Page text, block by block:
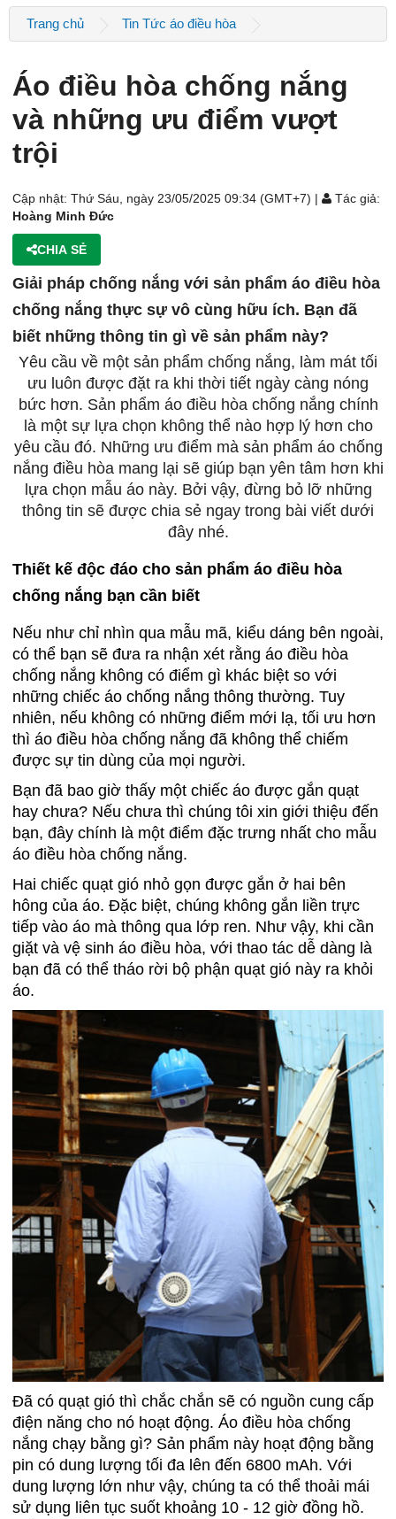
Trang chủ Tin Tức áo điều hòa
Áo điều hòa chống nắng
và những ưu điểm vượt
trội
Cập nhật: Thứ Sáu, ngày 23/05/2025 09:34 (GMT+7) |
Tác giả:
Hoàng Minh Đức
CHIA SẺ
Giải pháp chống nắng với sản phẩm áo điều hòa
chống nắng thực sự vô cùng hữu ích. Bạn đã
biết những thông tin gì về sản phẩm này?
Yêu cầu về một sản phẩm chống nắng, làm mát tối
ưu luôn được đặt ra khi thời tiết ngày càng nóng
bức hơn. Sản phẩm áo điều hòa chống nắng chính
là một sự lựa chọn không thể nào hợp lý hơn cho
yêu cầu đó. Những ưu điểm mà sản phẩm áo chống
nắng điều hòa mang lại sẽ giúp bạn yên tâm hơn khi
lựa chọn mẫu áo này. Bởi vậy, đừng bỏ lỡ những
thông tin sẽ được chia sẻ ngay trong bài viết dưới
đây nhé.
Thiết kế độc đáo cho sản phẩm áo điều hòa
chống nắng bạn cần biết
Nếu như chỉ nhìn qua mẫu mã, kiểu dáng bên ngoài,
có thể bạn sẽ đưa ra nhận xét rằng áo điều hòa
chống nắng không có điểm gì khác biệt so với
những chiếc áo chống nắng thông thường. Tuy
nhiên, nếu không có những điểm mới lạ, tối ưu hơn
thì áo điều hòa chống nắng đã không thể chiếm
được sự tin dùng của mọi người.
Bạn đã bao giờ thấy một chiếc áo được gắn quạt
hay chưa? Nếu chưa thì chúng tôi xin giới thiệu đến
bạn, đây chính là một điểm đặc trưng nhất cho mẫu
áo điều hòa chống nắng.
Hai chiếc quạt gió nhỏ gọn được gắn ở hai bên
hông của áo. Đặc biệt, chúng không gắn liền trực
tiếp vào áo mà thông qua lớp ren. Như vậy, khi cần
giặt và vệ sinh áo điều hòa, với thao tác dễ dàng là
bạn đã có thể tháo rời bộ phận quạt gió này ra khỏi
áo.
Đã có quạt gió thì chắc chắn sẽ có nguồn cung cấp
điện năng cho nó hoạt động. Áo điều hòa chống
nắng chạy bằng gì? Sản phẩm này hoạt động bằng
pin có dung lượng tối đa lên đến 6800 mAh. Với
dung lượng lớn như vậy, chúng ta có thể thoải mái
sử dụng liên tục suốt khoảng 10 - 12 giờ đồng hồ.